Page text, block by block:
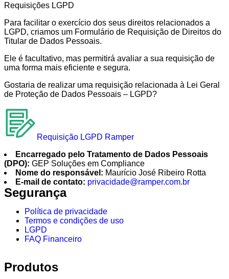
Requisições LGPD
Para facilitar o exercício dos seus direitos relacionados a
LGPD, criamos um Formulário de Requisição de Direitos do
Titular de Dados Pessoais.
Ele é facultativo, mas permitirá avaliar a sua requisição de
uma forma mais eficiente e segura.
Gostaria de realizar uma requisição relacionada à Lei Geral
de Proteção de Dados Pessoais – LGPD?
Requisição LGPD Ramper
Encarregado pelo Tratamento de Dados Pessoais
(DPO): GEP Soluções em Compliance
Nome do responsável: Maurício José Ribeiro Rotta
E-mail de contato: privacidade@ramper.com.br
Segurança
Política de privacidade
Termos e condições de uso
LGPD
FAQ Financeiro
Produtos